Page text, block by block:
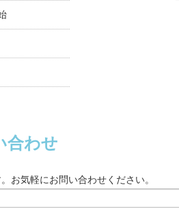
合わせ
お気軽にお問い合わせください。